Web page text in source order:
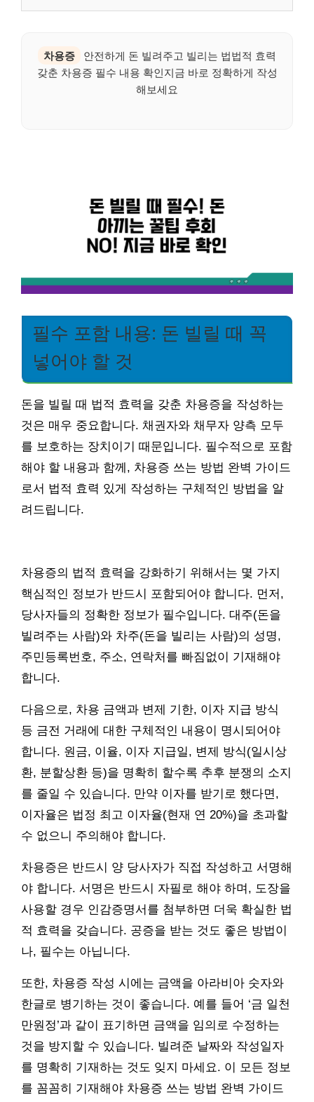
차용증
안전하게 돈 빌려주고 빌리는 법법적 효력
갖춘 차용증 필수 내용 확인지금 바로 정확하게 작성
해보세요
필수 포함 내용: 돈 빌릴 때 꼭
넣어야 할 것
돈을 빌릴 때 법적 효력을 갖춘 차용증을 작성하는
것은 매우 중요합니다. 채권자와 채무자 양측 모두
를 보호하는 장치이기 때문입니다. 필수적으로 포함
해야 할 내용과 함께, 차용증 쓰는 방법 완벽 가이드
로서 법적 효력 있게 작성하는 구체적인 방법을 알
려드립니다.
차용증의 법적 효력을 강화하기 위해서는 몇 가지
핵심적인 정보가 반드시 포함되어야 합니다. 먼저,
당사자들의 정확한 정보가 필수입니다. 대주(돈을
빌려주는 사람)와 차주(돈을 빌리는 사람)의 성명,
주민등록번호, 주소, 연락처를 빠짐없이 기재해야
합니다.
다음으로, 차용 금액과 변제 기한, 이자 지급 방식
등 금전 거래에 대한 구체적인 내용이 명시되어야
합니다. 원금, 이율, 이자 지급일, 변제 방식(일시상
환, 분할상환 등)을 명확히 할수록 추후 분쟁의 소지
를 줄일 수 있습니다. 만약 이자를 받기로 했다면,
이자율은 법정 최고 이자율(현재 연 20%)을 초과할
수 없으니 주의해야 합니다.
차용증은 반드시 양 당사자가 직접 작성하고 서명해
야 합니다. 서명은 반드시 자필로 해야 하며, 도장을
사용할 경우 인감증명서를 첨부하면 더욱 확실한 법
적 효력을 갖습니다. 공증을 받는 것도 좋은 방법이
나, 필수는 아닙니다.
또한, 차용증 작성 시에는 금액을 아라비아 숫자와
한글로 병기하는 것이 좋습니다. 예를 들어 ‘금 일천
만원정’과 같이 표기하면 금액을 임의로 수정하는
것을 방지할 수 있습니다. 빌려준 날짜와 작성일자
를 명확히 기재하는 것도 잊지 마세요. 이 모든 정보
를 꼼꼼히 기재해야 차용증 쓰는 방법 완벽 가이드